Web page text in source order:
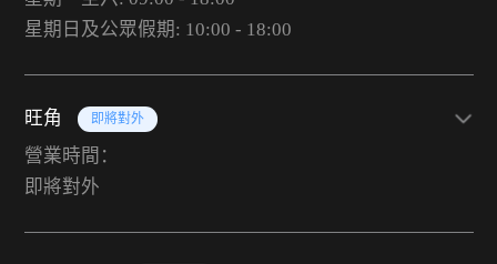
星期日及公眾假期: 10:00 - 18:00
旺角 即將對外
營業時間：
即將對外